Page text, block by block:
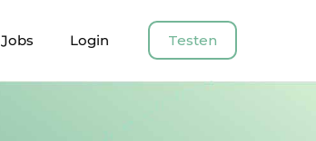
Jobs Login Testen